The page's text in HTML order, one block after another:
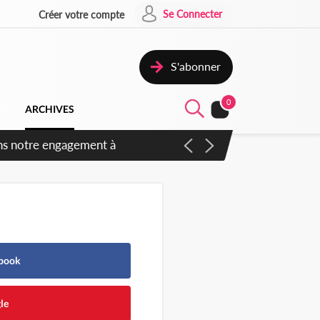
Créer votre compte Se Connecter
S'abonner
ARCHIVES
0
un exclu